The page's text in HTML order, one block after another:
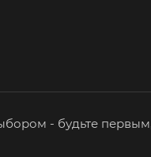
- будьте